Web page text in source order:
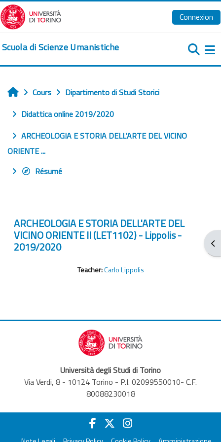
Passer au contenu principal
Connexion
Scuola di Scienze Umanistiche
Accueil
Cours
Dipartimento di Studi Storici
Didattica online 2019/2020
ARCHEOLOGIA E STORIA DELL'ARTE DEL VICINO
ORIENTE ...
Résumé
ARCHEOLOGIA E STORIA DELL'ARTE DEL
VICINO ORIENTE II (LET1102) - Lippolis -
2019/2020
Teacher:Carlo Lippolis
Università degli Studi di Torino
Via Verdi, 8 - 10124 Torino - P.I. 02099550010- C.F.
80088230018